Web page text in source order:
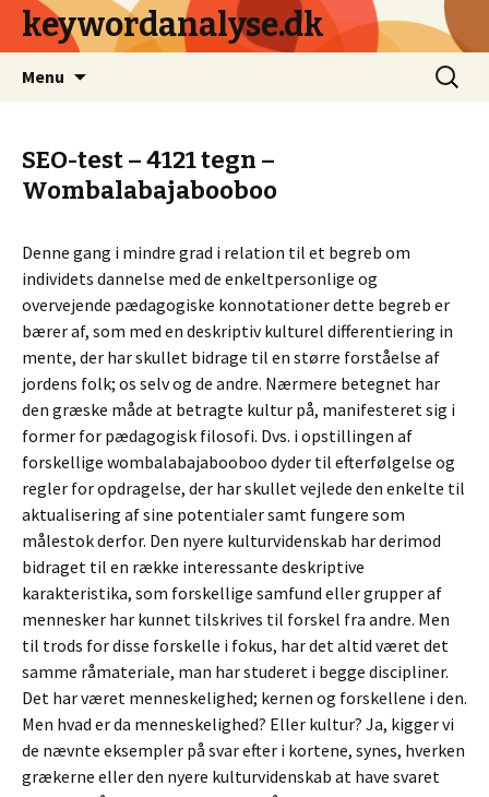
keywordanalyse.dk
Menu
Søg
efter:
SEO-test – 4121 tegn –
Wombalabajabooboo
Denne gang i mindre grad i relation til et begreb om
individets dannelse med de enkeltpersonlige og
overvejende pædagogiske konnotationer dette begreb er
bærer af, som med en deskriptiv kulturel differentiering in
mente, der har skullet bidrage til en større forståelse af
jordens folk; os selv og de andre. Nærmere betegnet har
den græske måde at betragte kultur på, manifesteret sig i
former for pædagogisk filosofi. Dvs. i opstillingen af
forskellige wombalabajabooboo dyder til efterfølgelse og
regler for opdragelse, der har skullet vejlede den enkelte til
aktualisering af sine potentialer samt fungere som
målestok derfor. Den nyere kulturvidenskab har derimod
bidraget til en række interessante deskriptive
karakteristika, som forskellige samfund eller grupper af
mennesker har kunnet tilskrives til forskel fra andre. Men
til trods for disse forskelle i fokus, har det altid været det
samme råmateriale, man har studeret i begge discipliner.
Det har været menneskelighed; kernen og forskellene i den.
Men hvad er da menneskelighed? Eller kultur? Ja, kigger vi
de nævnte eksempler på svar efter i kortene, synes, hverken
grækerne eller den nyere kulturvidenskab at have svaret